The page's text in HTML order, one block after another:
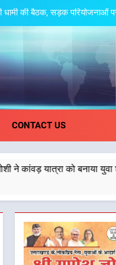
पहचान दिलाने की दिशा में
ग्राम पंचायतों को सौंपने की
समरसता और भारतीय संस्कृति
की बैठक, सड़क परियोजनाओं
ग्राम पंचायतों को सौंपने की
समरसता और भारतीय संस्कृति
की बैठक, सड़क परियोजनाओं
CONTACT US
बनाया युवा शक्ति, सामाजिक